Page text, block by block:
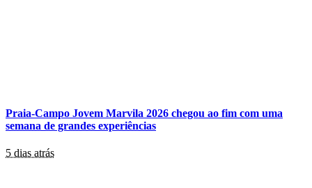
Praia-Campo Jovem Marvila 2026 chegou ao fim com uma
semana de grandes experiências
5 dias atrás